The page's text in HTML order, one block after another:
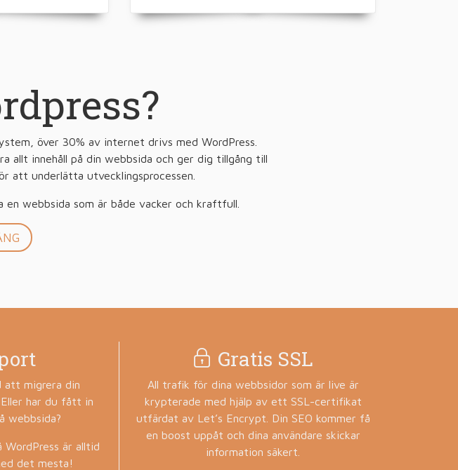
över 30% av internet drivs med WordPress.
allt innehåll på din webbsida och ger dig tillgång till
att underlätta utvecklingsprocessen.
webbsida som är både vacker och kraftfull.
att migrera din
har du fått in
webbsida?
är alltid
det mesta!
Gratis SSL
All trafik för dina webbsidor som är live är
krypterade med hjälp av ett SSL-certifikat
utfärdat av Let’s Encrypt. Din SEO kommer få
en boost uppåt och dina användare skickar
information säkert.